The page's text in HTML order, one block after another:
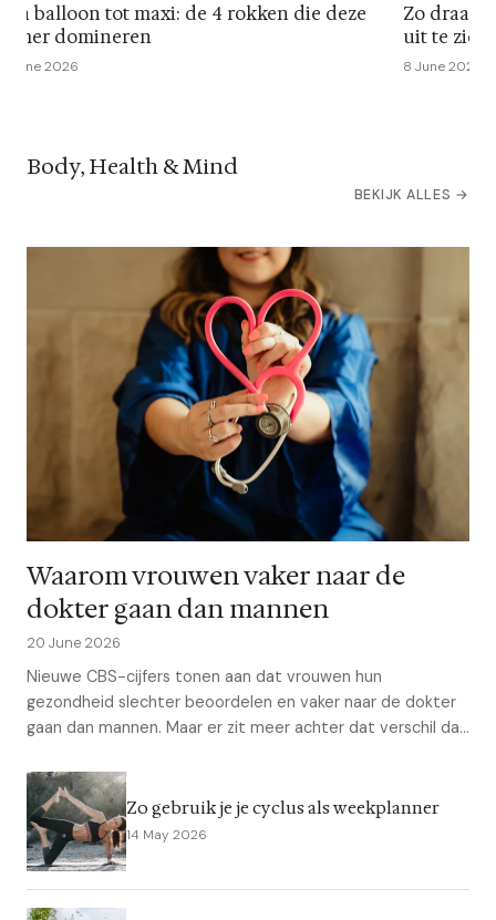
balloon tot maxi: de 4 rokken die deze
domineren
June 2026
Zo draag
uit te zien
8 June 2026
Body, Health & Mind
BEKIJK ALLES →
Waarom vrouwen vaker naar de
dokter gaan dan mannen
20 June 2026
Nieuwe CBS-cijfers tonen aan dat vrouwen hun
gezondheid slechter beoordelen en vaker naar de dokter
gaan dan mannen. Maar er zit meer achter dat verschil dan
Zo gebruik je je cyclus als weekplanner
14 May 2026